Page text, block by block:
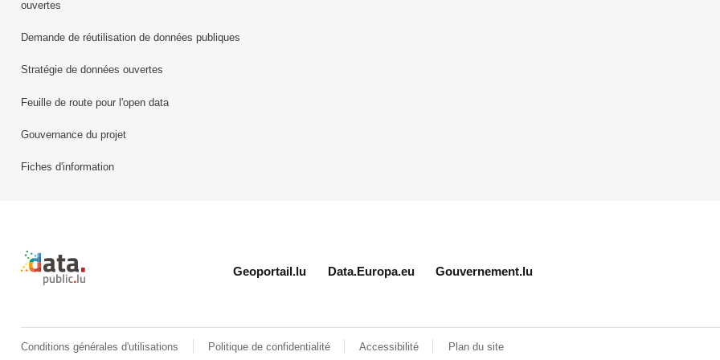
ouvertes
Demande de réutilisation de données publiques
Stratégie de données ouvertes
Feuille de route pour l'open data
Gouvernance du projet
Fiches d'information
Retour à l'accueil de data.public.lu
Geoportail.lu Data.Europa.eu Gouvernement.lu
Conditions générales d'utilisations Politique de confidentialité Accessibilité Plan du site